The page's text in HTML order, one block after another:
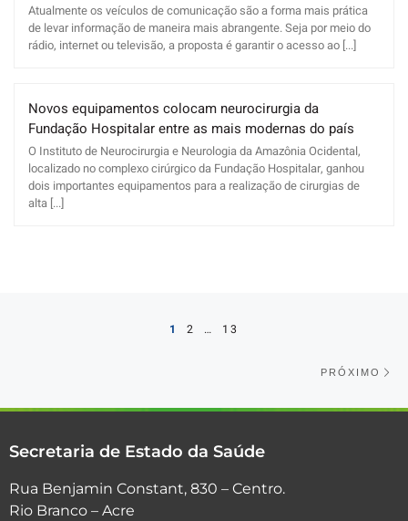
Atualmente os veículos de comunicação são a forma mais prática
de levar informação de maneira mais abrangente. Seja por meio do
rádio, internet ou televisão, a proposta é garantir o acesso ao [...]
Novos equipamentos colocam neurocirurgia da
Fundação Hospitalar entre as mais modernas do país
O Instituto de Neurocirurgia e Neurologia da Amazônia Ocidental,
localizado no complexo cirúrgico da Fundação Hospitalar, ganhou
dois importantes equipamentos para a realização de cirurgias de
alta [...]
1 2 … 13
PRÓXIMO
Secretaria de Estado da Saúde
Rua Benjamin Constant, 830 – Centro.
Rio Branco – Acre